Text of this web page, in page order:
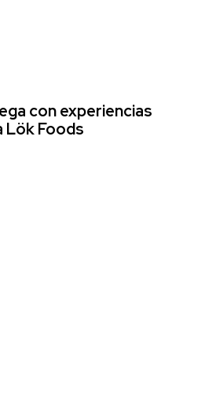
con experiencias
Lök Foods